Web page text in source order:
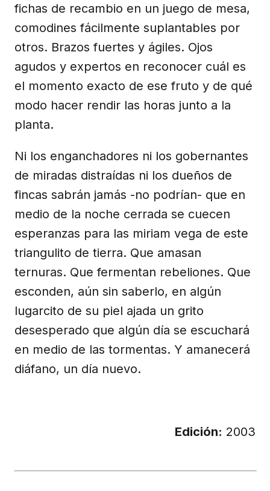
fichas de recambio en un juego de mesa,
comodines fácilmente suplantables por
otros. Brazos fuertes y ágiles. Ojos
agudos y expertos en reconocer cuál es
el momento exacto de ese fruto y de qué
modo hacer rendir las horas junto a la
planta.
Ni los enganchadores ni los gobernantes
de miradas distraídas ni los dueños de
fincas sabrán jamás -no podrían- que en
medio de la noche cerrada se cuecen
esperanzas para las miriam vega de este
triangulito de tierra. Que amasan
ternuras. Que fermentan rebeliones. Que
esconden, aún sin saberlo, en algún
lugarcito de su piel ajada un grito
desesperado que algún día se escuchará
en medio de las tormentas. Y amanecerá
diáfano, un día nuevo.
Edición: 2003